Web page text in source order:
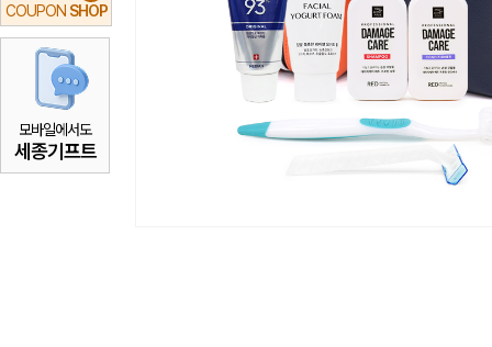
COUPON SHOP
모바일에서도
세종기프트